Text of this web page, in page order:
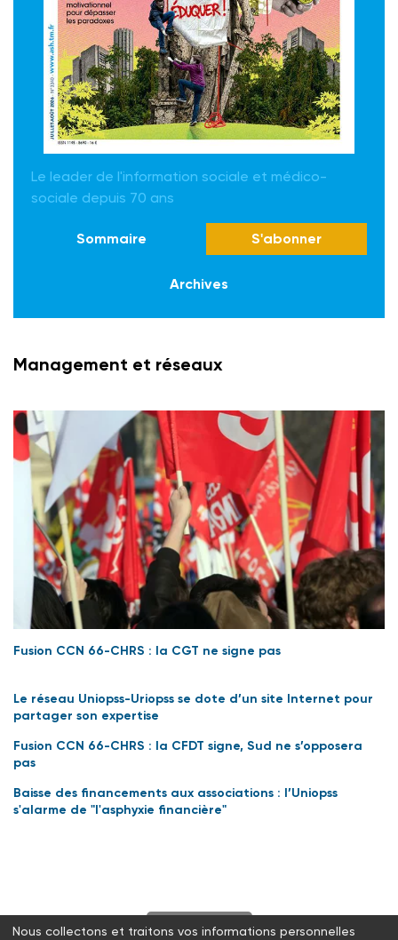
Le leader de l'information sociale et médico-
sociale depuis 70 ans
Sommaire S'abonner
Archives
Management et réseaux
Fusion CCN 66-CHRS : la CGT ne signe pas
Le réseau Uniopss-Uriopss se dote d’un site Internet pour
partager son expertise
Fusion CCN 66-CHRS : la CFDT signe, Sud ne s’opposera
pas
Baisse des financements aux associations : l’Uniopss
s'alarme de "l'asphyxie financière"
S'abonner
Nous collectons et traitons vos informations personnelles